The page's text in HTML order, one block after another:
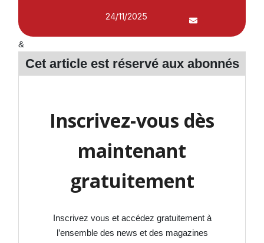
24/11/2025
&
Cet article est réservé aux abonnés
Inscrivez-vous dès
maintenant
gratuitement
Inscrivez vous et accédez gratuitement à
l’ensemble des news et des magazines